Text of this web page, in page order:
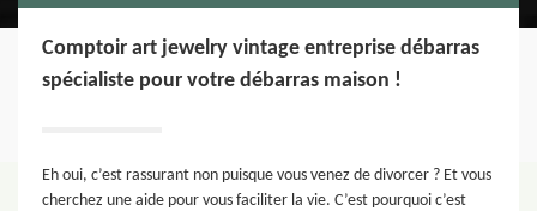
Comptoir art jewelry vintage entreprise débarras
spécialiste pour votre débarras maison !
Eh oui, c’est rassurant non puisque vous venez de divorcer ? Et vous
cherchez une aide pour vous faciliter la vie. C’est pourquoi c’est